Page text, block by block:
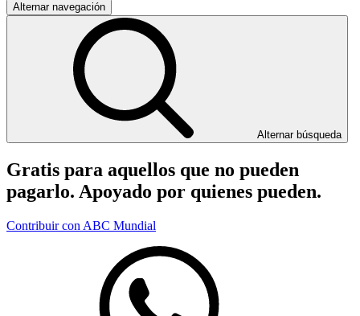
Alternar navegación
Alternar búsqueda
Gratis para aquellos que no pueden
pagarlo. Apoyado por quienes pueden.
Contribuir con ABC Mundial